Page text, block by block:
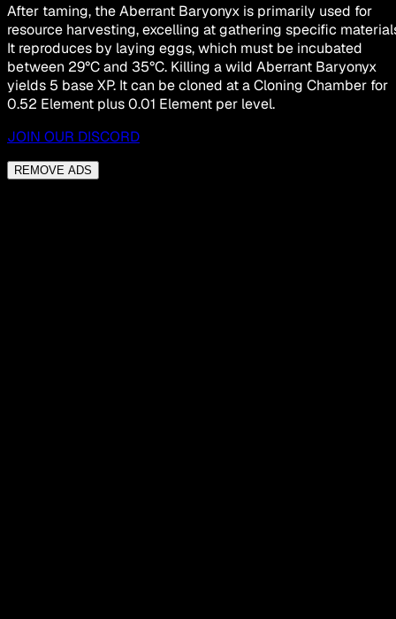
After taming, the Aberrant Baryonyx is primarily used for
resource harvesting, excelling at gathering specific
It reproduces by laying eggs, which must be incubated
between 29°C and 35°C. Killing a wild Aberrant Baryonyx
yields 5 base XP. It can be cloned at a Cloning Chamber for
0.52 Element plus 0.01 Element per level.
JOIN OUR DISCORD
REMOVE ADS